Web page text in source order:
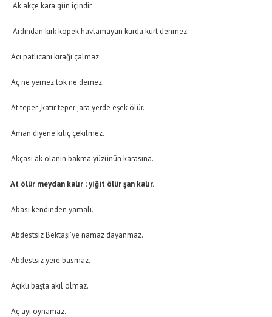
Ak akçe kara gün içindir.
Ardından kırk köpek havlamayan kurda kurt denmez.
Acı patlıcanı kırağı çalmaz.
Aç ne yemez tok ne demez.
At teper ,katır teper ,ara yerde eşek ölür.
Aman diyene kılıç çekilmez.
Akçası ak olanın bakma yüzünün karasına.
At ölür meydan kalır ; yiğit ölür şan kalır.
Abası kendinden yamalı.
Abdestsiz Bektaşi’ye namaz dayanmaz.
Abdestsiz yere basmaz.
Açıklı başta akıl olmaz.
Aç ayı oynamaz.